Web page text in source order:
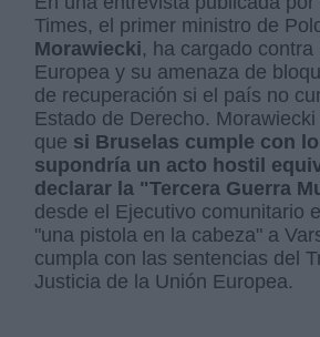
Times, el primer ministro de
Morawiecki, ha cargado contra
Europea y su amenaza de
de recuperación si el país no
Estado de Derecho.
que si Bruselas cumple con
supondría un acto hostil
declarar la "Tercera Guerra
desde el Ejecutivo comunitario
"una pistola en la cabeza" a
cumpla con las sentencias del
Justicia de la Unión Europea.